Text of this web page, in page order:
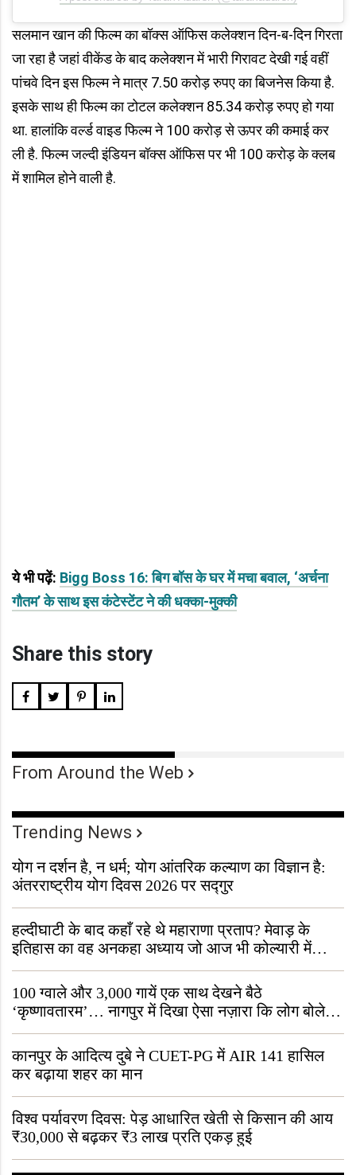
सलमान खान की फिल्म का बॉक्स ऑफिस कलेक्शन दिन-ब-दिन गिरता
जा रहा है जहां वीकेंड के बाद कलेक्शन में भारी गिरावट देखी गई वहीं
पांचवे दिन इस फिल्म ने मात्र 7.50 करोड़ रुपए का बिजनेस किया है.
इसके साथ ही फिल्म का टोटल कलेक्शन 85.34 करोड़ रुपए हो गया
था. हालांकि वर्ल्ड वाइड फिल्म ने 100 करोड़ से ऊपर की कमाई कर
ली है. फिल्म जल्दी इंडियन बॉक्स ऑफिस पर भी 100 करोड़ के क्लब
में शामिल होने वाली है.
ये भी पढ़ें: Bigg Boss 16: बिग बॉस के घर में मचा बवाल, ‘अर्चना
गौतम’ के साथ इस कंटेस्टेंट ने की धक्का-मुक्की
Share this story
From Around the Web
Trending News
योग न दर्शन है, न धर्म; योग आंतरिक कल्याण का विज्ञान है:
अंतरराष्ट्रीय योग दिवस 2026 पर सद्गुर
हल्दीघाटी के बाद कहाँ रहे थे महाराणा प्रताप? मेवाड़ के
इतिहास का वह अनकहा अध्याय जो आज भी कोल्यारी में
जीवित है
100 ग्वाले और 3,000 गायें एक साथ देखने बैठे
‘कृष्णावतारम’… नागपुर में दिखा ऐसा नज़ारा कि लोग बोले,
“ऐसा तो सिर्फ़ कृष्ण ही कर सकते हैं”
कानपुर के आदित्य दुबे ने CUET-PG में AIR 141 हासिल
कर बढ़ाया शहर का मान
विश्व पर्यावरण दिवस: पेड़ आधारित खेती से किसान की आय
₹30,000 से बढ़कर ₹3 लाख प्रति एकड़ हुई